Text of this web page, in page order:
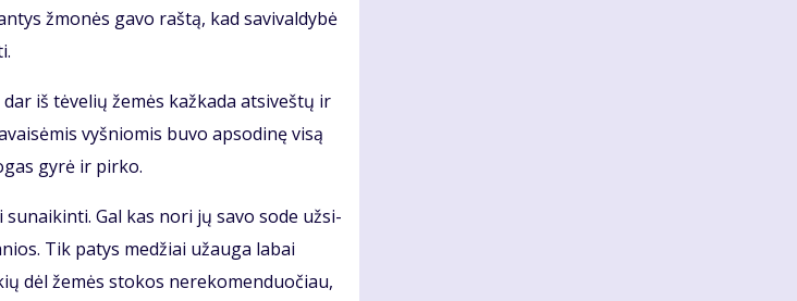
žmo­nės ga­vo raš­tą, kad sa­vi­val­dy­bė
iš tė­ve­lių že­mės kaž­ka­da at­si­veš­tų ir
vyš­nio­mis bu­vo ap­so­di­nę vi­są
gy­rė ir pir­ko.
Gal kas no­ri jų sa­vo so­de už­si­
Tik pa­tys me­džiai už­au­ga la­bai
dėl že­mės sto­kos ne­re­ko­men­duo­čiau,